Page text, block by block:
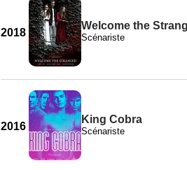
2018
Welcome the
Scénariste
2016
King Cobra
Scénariste